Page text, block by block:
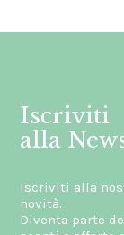
Iscriviti
alla
Iscriviti alla
novità.
Diventa parte